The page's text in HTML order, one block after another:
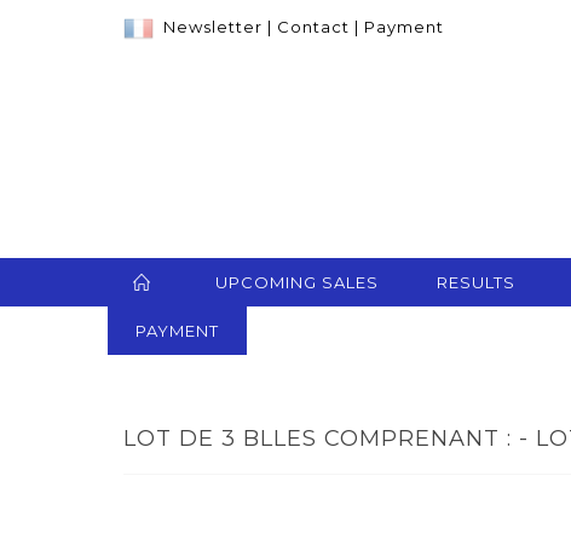
Newsletter | Contact | Payment
UPCOMING SALES RESULTS
PAYMENT
LOT DE 3 BLLES COMPRENANT : -